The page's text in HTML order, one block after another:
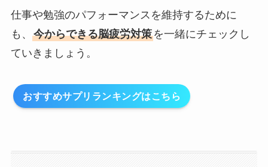
仕事や勉強のパフォーマンスを維持するために
も、 今からできる脳疲労対策を一緒にチェックし
ていきましょう。
おすすめサプリランキングはこちら